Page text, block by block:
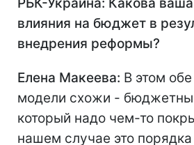
влияния на бюджет в
внедрения реформы?
Елена Макеева: В этом
модели схожи -
который надо чем-то
нашем случае это